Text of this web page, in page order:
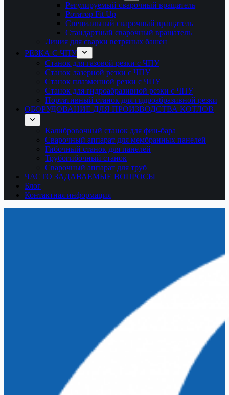
Регулируемый сварочный вращатель
Ротатор Fit Up
Специальный сварочный вращатель
Стандартный сварочный вращатель
Линия для сварки ветряных башен
РЕЗКА С ЧПУ
Станок для газовой резки с ЧПУ
Станок лазерной резки с ЧПУ
Станок плазменной резки с ЧПУ
Станок для гидроабразивной резки с ЧПУ
Портативный станок для гидроабразивной резки
ОБОРУДОВАНИЕ ДЛЯ ПРОИЗВОДСТВА КОТЛОВ
Калибровочный станок для фин-бара
Сварочный аппарат для мембранных панелей
Гибочный станок для панелей
Трубогибочный станок
Сварочный аппарат для труб
ЧАСТО ЗАДАВАЕМЫЕ ВОПРОСЫ
Блог
Контактная информация